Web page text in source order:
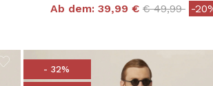
Ab dem: 39,99 € Price
€ 49,99to
-
- 32%